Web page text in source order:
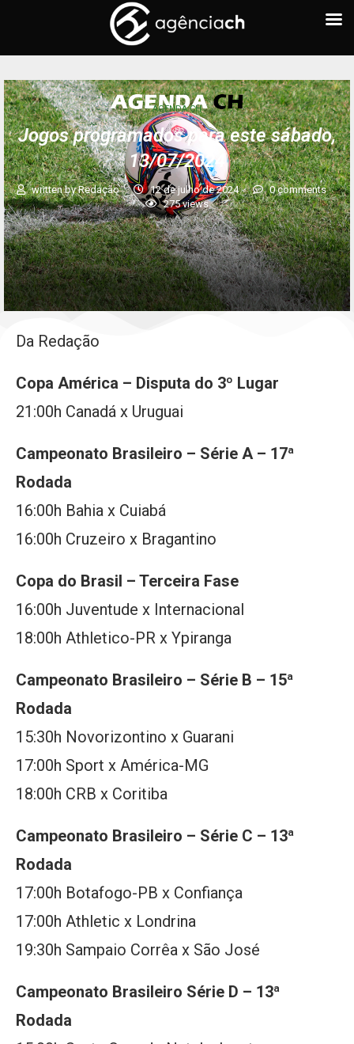
AGENDA CH
Jogos programados para este sábado,
13/07/2024
written byRedação 12 de julho de 2024
0 comments
275views
Da Redação
Copa América – Disputa do 3º Lugar
21:00h Canadá x Uruguai
Campeonato Brasileiro – Série A – 17ª
Rodada
16:00h Bahia x Cuiabá
16:00h Cruzeiro x Bragantino
Copa do Brasil – Terceira Fase
16:00h Juventude x Internacional
18:00h Athletico-PR x Ypiranga
Campeonato Brasileiro – Série B – 15ª
Rodada
15:30h Novorizontino x Guarani
17:00h Sport x América-MG
18:00h CRB x Coritiba
Campeonato Brasileiro – Série C – 13ª
Rodada
17:00h Botafogo-PB x Confiança
17:00h Athletic x Londrina
19:30h Sampaio Corrêa x São José
Campeonato Brasileiro Série D – 13ª
Rodada